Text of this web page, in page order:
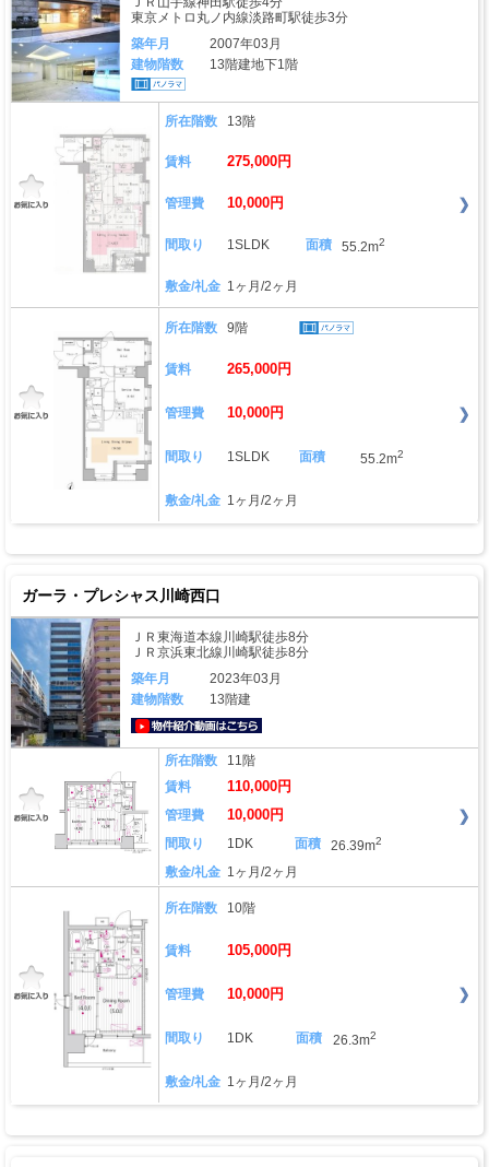
東京メトロ丸ノ内線淡路町駅徒歩3分
築年月
2007年03月
建物階数
13階建地下1階
所在階数 13階
賃料 275,000円
管理費 10,000円
間取り 1SLDK 面積 55.2m2
敷金/礼金 1ヶ月/2ヶ月
所在階数 9階
賃料 265,000円
管理費 10,000円
間取り 1SLDK 面積 55.2m2
敷金/礼金 1ヶ月/2ヶ月
ガーラ・プレシャス川崎西口
ＪＲ東海道本線川崎駅徒歩8分
ＪＲ京浜東北線川崎駅徒歩8分
築年月
2023年03月
建物階数
13階建
所在階数
11階
賃料
110,000円
管理費 10,000円
間取り 1DK 面積 26.39m2
敷金/礼金 1ヶ月/2ヶ月
所在階数 10階
賃料 105,000円
管理費 10,000円
間取り 1DK 面積 26.3m2
敷金/礼金 1ヶ月/2ヶ月